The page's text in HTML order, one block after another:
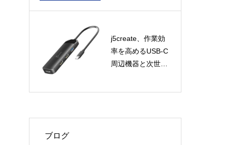
j5create、作業効
率を高めるUSB-C
周辺機器と次世代
ブログ